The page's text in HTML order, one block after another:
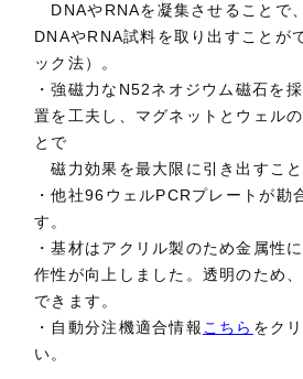
DNAやRNAを凝集させることで
DNAやRNA試料を取り出すことが
ック法）。
・強磁力なN52ネオジウム磁石を
置を工夫し、マグネットとウェル
とで
磁力効果を最大限に引き出すこ
・他社96ウェルPCRプレートが勘
す。
・基材はアクリル製のため金属性
作性が向上しました。透明のため
できます。
・自動分注機適合情報 こちら をク
い。